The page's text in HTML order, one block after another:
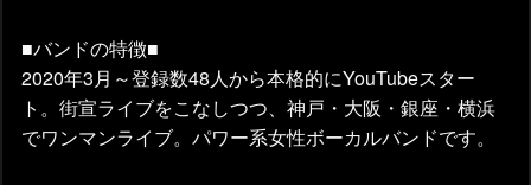
■バンドの特徴■
2020年3月～登録数48人から本格的にYouTubeスター
ト。街宣ライブをこなしつつ、神戸・大阪・銀座・横浜
でワンマンライブ。パワー系女性ボーカルバンドです。